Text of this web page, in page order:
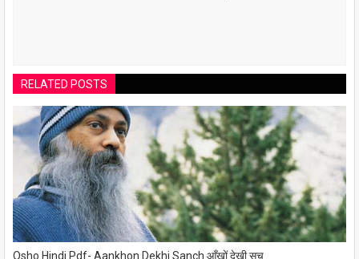
RELATED POSTS
Osho Hindi Pdf- Aankhon Dekhi Sanch आँखों देखी सच